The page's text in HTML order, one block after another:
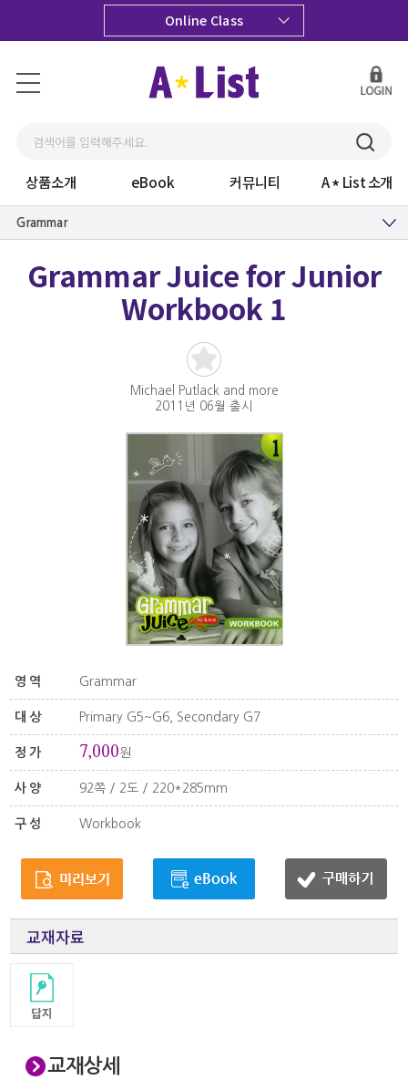
Online Class
상품소개 eBook 커뮤니티 A List 소개
Grammar
Grammar Juice for Junior
Workbook 1
Michael Putlack and more
2011년 06월 출시
영역 Grammar
대상 Primary G5~G6, Secondary G7
정가 7,000원
사양 92쪽 / 2도 / 220*285mm
구성 Workbook
교재자료
교재상세